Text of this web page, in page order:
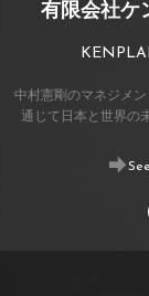
有限会社ケ
中村憲剛のマネジメ
通じて日本と世界の